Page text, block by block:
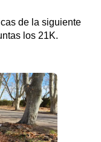
de la siguiente
los 21K.